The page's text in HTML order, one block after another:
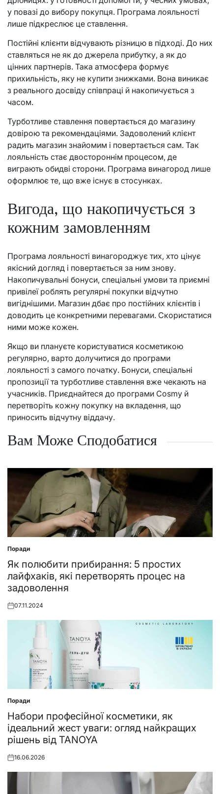
у повазі до вибору покупця. Програма лояльності
лише підкреслює це ставлення.
Постійні клієнти відчувають різницю в підході. До них
ставляться не як до джерела прибутку, а як до
цінних партнерів. Така атмосфера формує
прихильність, яку не купити знижками. Вона виникає
з реального досвіду співпраці й накопичується з
часом.
Турботливе ставлення повертається до магазину
довірою та рекомендаціями. Задоволений клієнт
радить магазин знайомим і повертається сам. Так
лояльність стає двостороннім процесом, де
виграють обидві сторони. Програма винагород лише
оформлює те, що вже існує в стосунках.
Вигода, що накопичується з
кожним замовленням
Програма лояльності винагороджує тих, хто цінує
якісний догляд і повертається за ним знову.
Накопичувальні бонуси, спеціальні умови та приємні
привілеї роблять регулярні покупки відчутно
вигіднішими. Магазин дбає про постійних клієнтів і
доводить це конкретними перевагами. Скористатися
ними може кожен.
Якщо ви плануєте користуватися косметикою
регулярно, варто долучитися до програми
лояльності з самого початку. Бонуси, спеціальні
пропозиції та турботливе ставлення вже чекають на
учасників. Приєднайтеся до програми Cosmy й
перетворіть кожну покупку на вкладення, що
приносить відчутну віддачу.
Вам Може Сподобатися
Posted
in
Поради
Як полюбити прибирання: 5 простих
лайфхаків, які перетворять процес на
задоволення
Posted
07.11.2024
Posted
in
Поради
Набори професійної косметики, як
ідеальний жест уваги: огляд найкращих
рішень від TANOYA
Posted
16.06.2026